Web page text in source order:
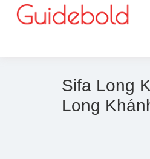
Sifa Long
Long